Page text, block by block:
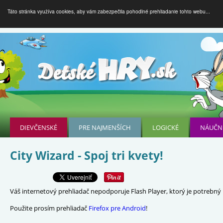
Táto stránka využíva cookies, aby vám zabezpečila pohodlné prehliadanie tohto webu...
DIEVČENSKÉ PRE NAJMENŠÍCH LOGICKÉ
City Wizard - Spoj tri kvety!
Váš internetový prehliadač nepodporuje Flash Player, ktorý je
Použite prosím prehliadač Firefox pre Android!